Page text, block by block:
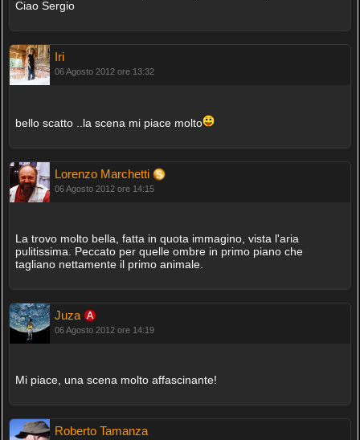
Ciao Sergio
Iri
06 Agosto 2012 ore 13:32
bello scatto ..la scena mi piace molto
Lorenzo Marchetti
06 Agosto 2012 ore 14:15
La trovo molto bella, fatta in quota immagino, vista l'aria
pulitissima. Peccato per quelle ombre in primo piano che
tagliano nettamente il primo animale.
Juza
06 Agosto 2012 ore 14:19
Mi piace, una scena molto affascinante!
Roberto Tamanza